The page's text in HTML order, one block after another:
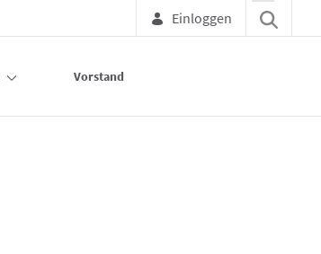
Einloggen
Vorstand